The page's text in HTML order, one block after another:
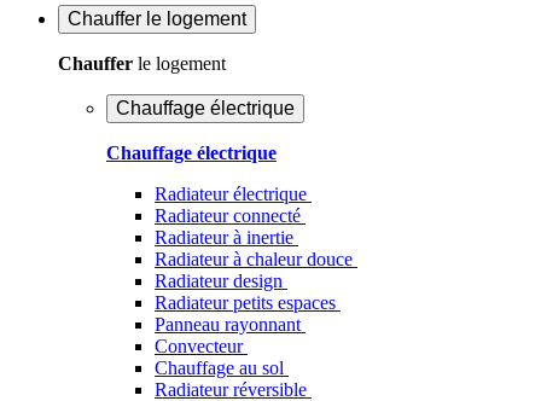
Chauffer le logement
Chauffer le logement
Chauffage électrique
Chauffage électrique
Radiateur électrique
Radiateur connecté
Radiateur à inertie
Radiateur à chaleur douce
Radiateur design
Radiateur petits espaces
Panneau rayonnant
Convecteur
Chauffage au sol
Radiateur réversible